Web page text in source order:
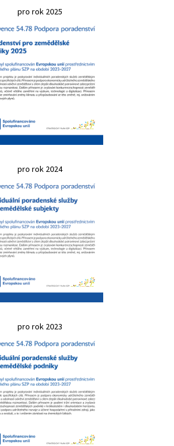
pro rok 2025
pro rok 2024
pro rok 2023